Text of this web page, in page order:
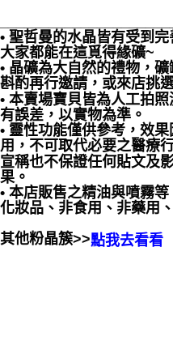
• 聖哲曼的水晶皆有受到
大家都能在這覓得緣礦~
• 晶礦為大自然的禮物，
斟酌再行邀請，或來店挑
• 本賣場寶貝皆為人工拍
有誤差，以實物為準。
• 靈性功能僅供參考，效
用，不可取代必要之醫療
宣稱也不保證任何貼文及
果。
• 本店販售之精油與噴霧
化妝品、非食用、非藥用
其他粉晶簇>>點我去看看